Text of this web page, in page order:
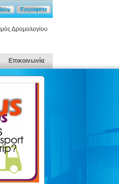
Δρομολογίου
Επικοινωνία